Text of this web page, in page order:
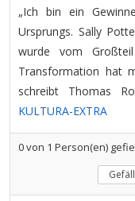
„Ich bin ein
Ursprungs. Sally
wurde vom
Transformation hat
schreibt Thomas
KULTURA-EXTRA
0von 1 Person(en)